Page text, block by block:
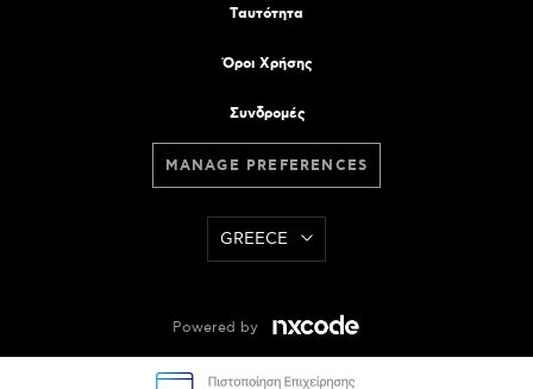
Tαυτότητα
Όροι Χρήσης
Συνδρομές
MANAGE PREFERENCES
GREECE
Powered by